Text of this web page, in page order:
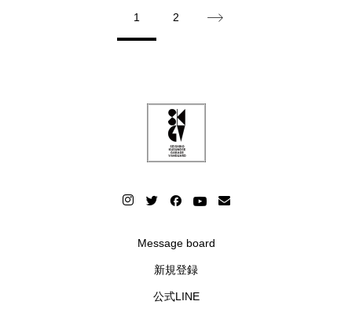
1 2
Message board
新規登録
公式LINE